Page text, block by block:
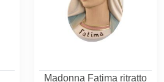
Madonna Fatima ritratto